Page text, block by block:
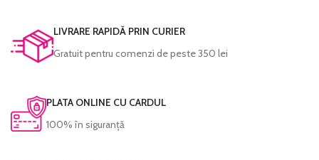
LIVRARE RAPIDĂ PRIN CURIER
Gratuit pentru comenzi de peste 350 lei
PLATA ONLINE CU CARDUL
100% în siguranță